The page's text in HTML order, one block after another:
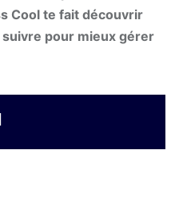
Cool te fait découvrir
suivre pour mieux gérer